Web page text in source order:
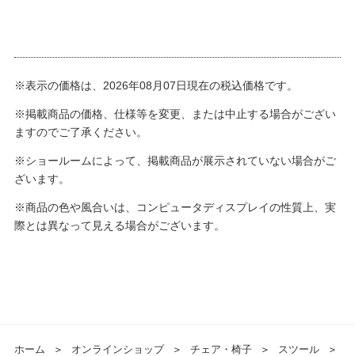
※表示の価格は、2026年08月07日現在の税込価格です。
※掲載商品の価格、仕様等を変更、または中止する場合がござい
ますのでご了承ください。
※ショールームによって、掲載商品が展示されていない場合がご
ざいます。
※商品の色や風合いは、コンピュータディスプレイの性質上、実
際とは異なって見える場合がございます。
ホーム ＞ オンラインショップ ＞ チェア・椅子 ＞ スツール
＞